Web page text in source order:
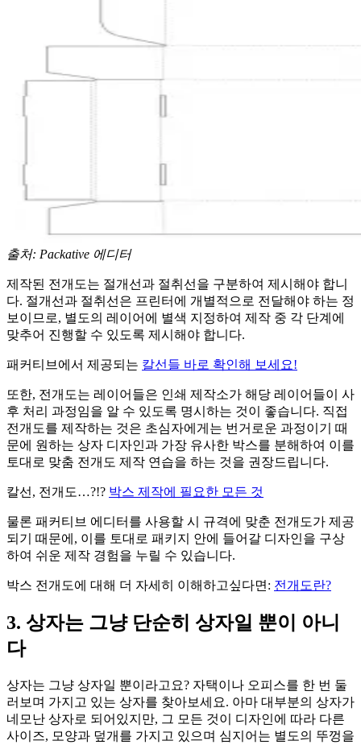
출처: Packative 에디터
제작된 전개도는 절개선과 절취선을 구분하여 제시해야 합니
다. 절개선과 절취선은 프린터에 개별적으로 전달해야 하는 정
보이므로, 별도의 레이어에 별색 지정하여 제작 중 각 단계에
맞추어 진행할 수 있도록 제시해야 합니다.
패커티브에서 제공되는 칼선들 바로 확인해 보세요!
또한, 전개도는 레이어들은 인쇄 제작소가 해당 레이어들이 사
후 처리 과정임을 알 수 있도록 명시하는 것이 좋습니다. 직접
전개도를 제작하는 것은 초심자에게는 번거로운 과정이기 때
문에 원하는 상자 디자인과 가장 유사한 박스를 분해하여 이를
토대로 맞춤 전개도 제작 연습을 하는 것을 권장드립니다.
칼선, 전개도…?!? 박스 제작에 필요한 모든 것
물론 패커티브 에디터를 사용할 시 규격에 맞춘 전개도가 제공
되기 때문에, 이를 토대로 패키지 안에 들어갈 디자인을 구상
하여 쉬운 제작 경험을 누릴 수 있습니다.
박스 전개도에 대해 더 자세히 이해하고싶다면: 전개도란?
3. 상자는 그냥 단순히 상자일 뿐이 아니
다
상자는 그냥 상자일 뿐이라고요? 자택이나 오피스를 한 번 둘
러보며 가지고 있는 상자를 찾아보세요. 아마 대부분의 상자가
네모난 상자로 되어있지만, 그 모든 것이 디자인에 따라 다른
사이즈, 모양과 덮개를 가지고 있으며 심지어는 별도의 뚜껑을